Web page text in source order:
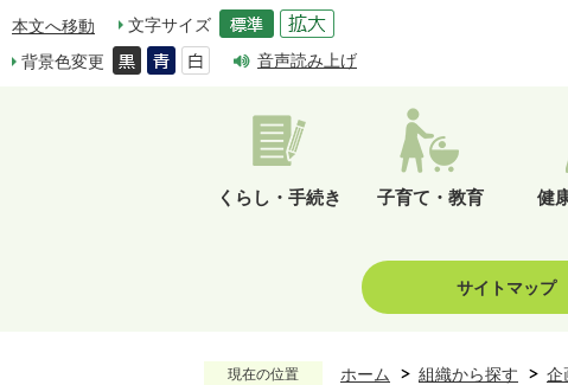
本文へ移動
文字サイズ
背景色変更
音声読み上げ
くらし・手続き 子育て・教育 健
サイトマップ
現在の位置 ホーム 組織から探す 企